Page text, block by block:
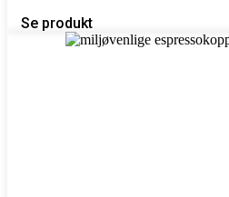
Se produkt